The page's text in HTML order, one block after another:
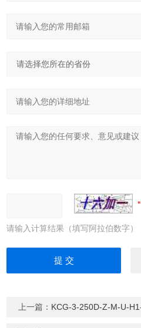
请输入计算结果（填写阿拉伯数字）
上一篇： KCG-3-250D-Z-M-U-H1-